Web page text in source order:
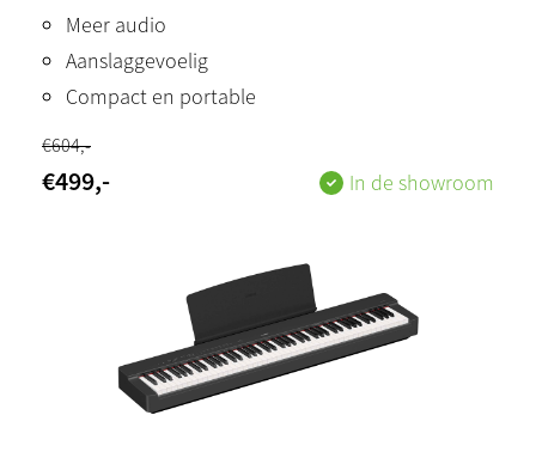
Meer audio
Aanslaggevoelig
Compact en portable
€604,-
€499,- In de showroom